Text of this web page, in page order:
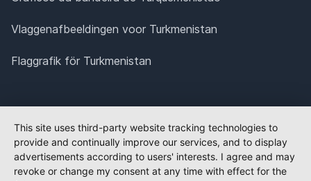
Vlaggenafbeeldingen voor Turkmenistan
Flaggrafik för Turkmenistan
This site uses third-party website tracking technologies to
provide and continually improve our services, and to display
advertisements according to users' interests. I agree and may
revoke or change my consent at any time with effect for the